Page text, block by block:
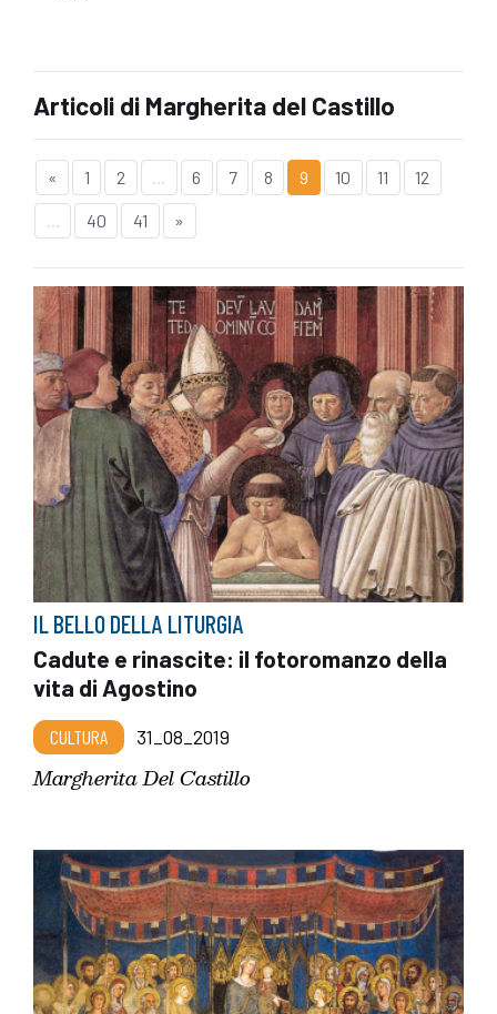
Articoli di Margherita del Castillo
« 1 2 6 7 8 9 10 11 12
... 40 41 »
IL BELLO DELLA LITURGIA
Cadute e rinascite: il fotoromanzo della
vita di Agostino
CULTURA 31_08_2019
Margherita Del Castillo